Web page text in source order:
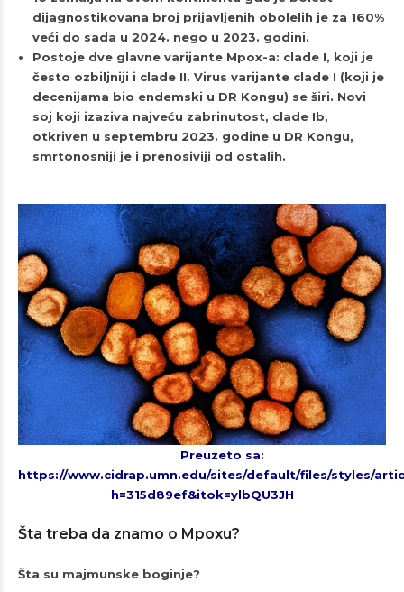
dijagnostikovana broj prijavljenih obolelih je za 160%
veći do sada u 2024. nego u 2023. godini.
Postoje dve glavne varijante Mpox-a: clade I, koji je
često ozbiljniji i clade II. Virus varijante clade I (koji je
decenijama bio endemski u DR Kongu) se širi. Novi
soj koji izaziva najveću zabrinutost, clade Ib,
otkriven u septembru 2023. godine u DR Kongu,
smrtonosniji je i prenosiviji od ostalih.
Preuzeto sa:
https://www.cidrap.umn.edu/sites/default/files/styles/
h=315d89ef&itok=ylbQU3JH
Šta treba da znamo o Mpoxu?
Šta su majmunske boginje?